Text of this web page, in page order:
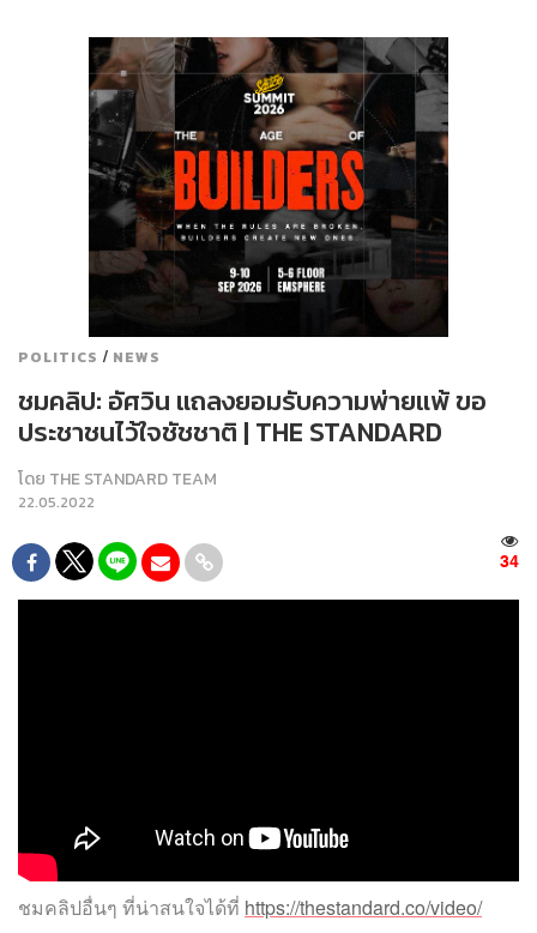
POLITICS / NEWS
ชมคลิป: อัศวิน แถลงยอมรับความพ่ายแพ้ ขอ
ประชาชนไว้ใจชัชชาติ | THE STANDARD
โดย THE STANDARD TEAM
22.05.2022
34
ชมคลิปอื่นๆ ที่น่าสนใจได้ที่ https://thestandard.co/video/